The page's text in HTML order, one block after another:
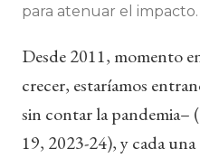
para atenuar el impacto.
Desde 2011, momento
crecer, estaríamos
sin contar la pandemia–
19, 2023-24), y cada